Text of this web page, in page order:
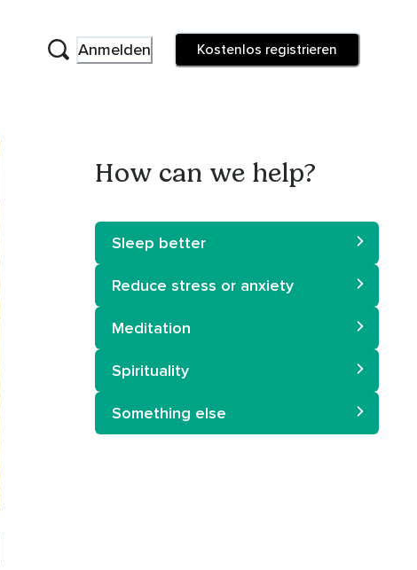
Anmelden Kostenlos registrieren
How can we help?
Sleep better
Reduce stress or anxiety
Meditation
Spirituality
Something else